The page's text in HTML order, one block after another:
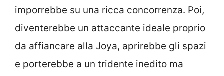
imporrebbe su una ricca concorrenza. Poi,
diventerebbe un attaccante ideale proprio
da affiancare alla Joya, aprirebbe gli spazi
e porterebbe a un tridente inedito ma